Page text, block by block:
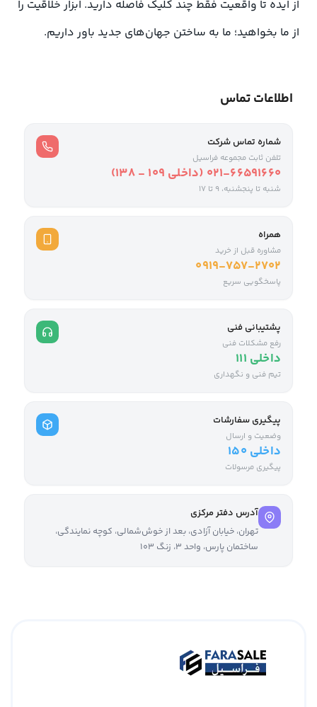
از ایده تا واقعیت فقط چند کلیک فاصله دارید. ابزار خلاقیت را
از ما بخواهید؛ ما به ساختن جهان‌های جدید باور داریم.
اطلاعات تماس
شماره تماس شرکت
تلفن ثابت مجموعه فراسیل
021-66591660 (داخلی ۱۰۹ - ۱۳۸)
شنبه تا پنجشنبه، 9 تا ۱۷
همراه
مشاوره قبل از خرید
0919-757-2702
پاسخگویی سریع
پشتیبانی فنی
رفع مشکلات فنی
داخلی ۱۱۱
تیم فنی و نگهداری
پیگیری سفارشات
وضعیت و ارسال
داخلی ۱۵۰
پیگیری مرسولات
آدرس دفتر مرکزی
تهران، خیابان آزادی، بعد از خوش‌شمالی، کوچه نمایندگی،
ساختمان پارس، واحد ۳، زنگ ۱۰۳